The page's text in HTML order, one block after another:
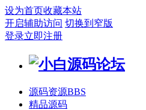
设为首页收藏本站
开启辅助访问 切换到窄版
登录立即注册
源码资源BBS
精品源码